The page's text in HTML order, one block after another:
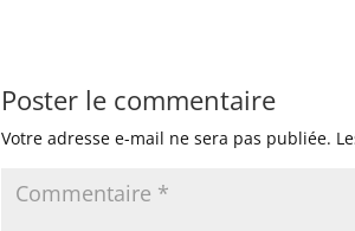
Poster le commentaire
Votre adresse e-mail ne sera pas publiée.